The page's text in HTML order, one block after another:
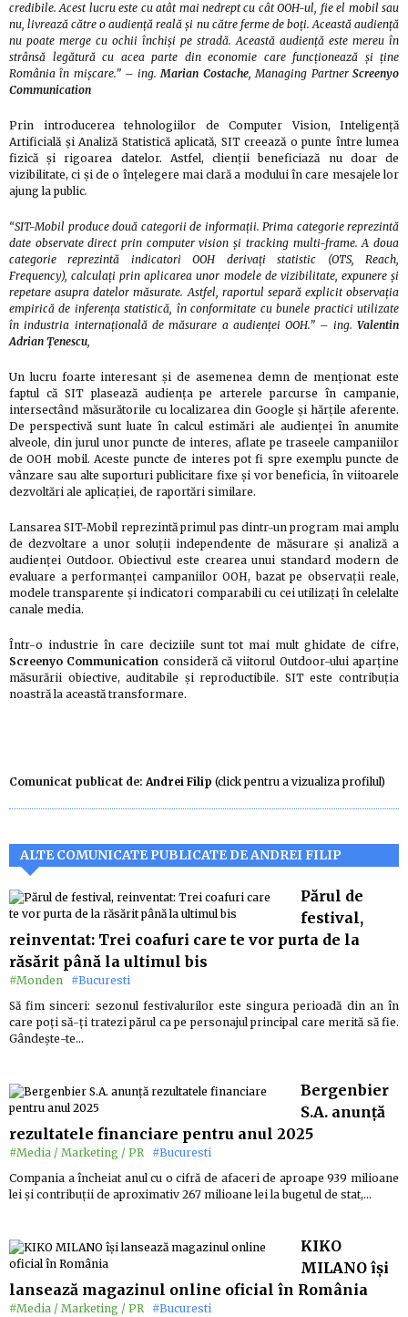
credibile. Acest lucru este cu atât mai nedrept cu cât OOH-ul, fie el mobil sau
nu, livrează către o audiență reală și nu către ferme de boți. Această audiență
nu poate merge cu ochii închiși pe stradă. Această audiență este mereu în
strânsă legătură cu acea parte din economie care funcționează și ține
România în mișcare.” – ing.Marian Costache, Managing PartnerScreenyo
Communication
Prin introducerea tehnologiilor de Computer Vision, Inteligență
Artificială și Analiză Statistică aplicată, SIT creează o punte între lumea
fizică și rigoarea datelor. Astfel, clienții beneficiază nu doar de
vizibilitate, ci și de o înțelegere mai clară a modului în care mesajele lor
ajung la public.
“SIT-Mobil produce două categorii de informații. Prima categorie reprezintă
date observate direct prin computer vision și tracking multi-frame. A doua
categorie reprezintă indicatori OOH derivați statistic (OTS, Reach,
Frequency), calculați prin aplicarea unor modele de vizibilitate, expunere și
repetare asupra datelor măsurate. Astfel, raportul separă explicit observația
empirică de inferența statistică, în conformitate cu bunele practici utilizate
în industria internațională de măsurare a audienței OOH.” – ing.Valentin
Adrian Țenescu,
Un lucru foarte interesant și de asemenea demn de menționat este
faptul că SIT plasează audiența pe arterele parcurse în campanie,
intersectând măsurătorile cu localizarea din Google și hărțile aferente.
De perspectivă sunt luate în calcul estimări ale audienței în anumite
alveole, din jurul unor puncte de interes, aflate pe traseele campaniilor
de OOH mobil. Aceste puncte de interes pot fi spre exemplu puncte de
vânzare sau alte suporturi publicitare fixe și vor beneficia, în viitoarele
dezvoltări ale aplicației, de raportări similare.
Lansarea SIT-Mobil reprezintă primul pas dintr-un program mai amplu
de dezvoltare a unor soluții independente de măsurare și analiză a
audienței Outdoor. Obiectivul este crearea unui standard modern de
evaluare a performanței campaniilor OOH, bazat pe observații reale,
modele transparente și indicatori comparabili cu cei utilizați în celelalte
canale media.
Într-o industrie în care deciziile sunt tot mai mult ghidate de cifre,
Screenyo Communication consideră că viitorul Outdoor-ului aparține
măsurării obiective, auditabile și reproductibile. SIT este contribuția
noastră la această transformare.
Comunicat publicat de: Andrei Filip (click pentru a vizualiza profilul)
ALTE COMUNICATE PUBLICATE DE ANDREI FILIP
Părul de
festival,
reinventat: Trei coafuri care te vor purta de la
răsărit până la ultimul bis
#Monden #Bucuresti
Să fim sinceri: sezonul festivalurilor este singura perioadă din an în
care poți să-ți tratezi părul ca pe personajul principal care merită să fie.
Gândește-te…
Bergenbier
S.A. anunță
rezultatele financiare pentru anul 2025
#Media / Marketing / PR #Bucuresti
Compania a încheiat anul cu o cifră de afaceri de aproape 939 milioane
lei și contribuții de aproximativ 267 milioane lei la bugetul de stat,…
KIKO
MILANO își
lansează magazinul online oficial în România
#Media / Marketing / PR #Bucuresti